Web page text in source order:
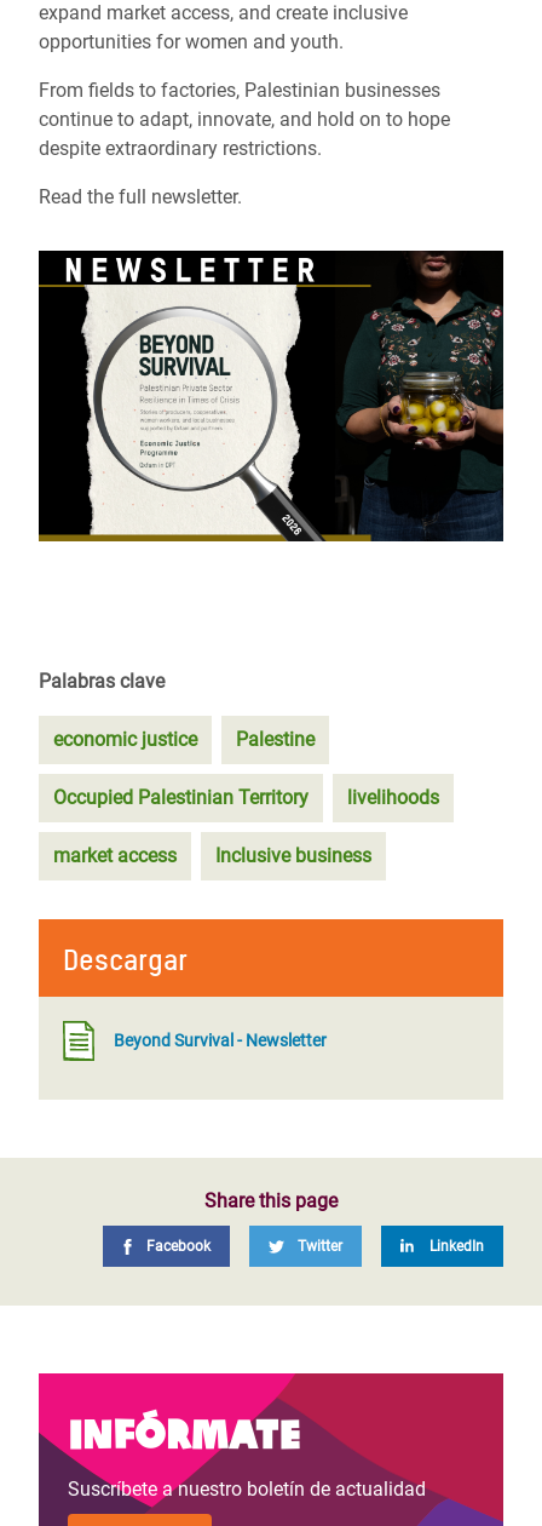
expand market access, and create inclusive
opportunities for women and youth.
From fields to factories, Palestinian businesses
continue to adapt, innovate, and hold on to hope
despite extraordinary restrictions.
Read the full newsletter.
Palabras clave
economic justice Palestine
Occupied Palestinian Territory livelihoods
market access Inclusive business
Descargar
Beyond Survival - Newsletter
Share this page
Facebook Twitter LinkedIn
Infórmate
Suscríbete a nuestro boletín de actualidad